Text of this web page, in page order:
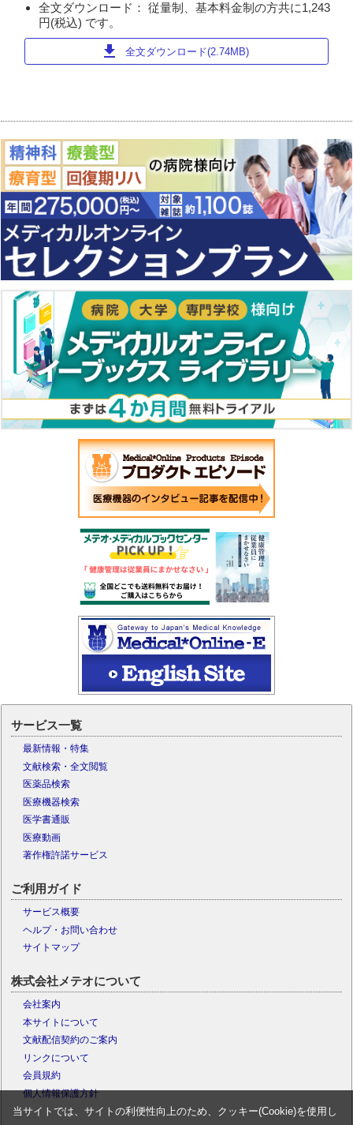
全文ダウンロード： 従量制、基本料金制の方共に1,243
円(税込) です。
download 全文ダウンロード(2.74MB)
サービス一覧
最新情報・特集
文献検索・全文閲覧
医薬品検索
医療機器検索
医学書通販
医療動画
著作権許諾サービス
ご利用ガイド
サービス概要
ヘルプ・お問い合わせ
サイトマップ
株式会社メテオについて
会社案内
本サイトについて
文献配信契約のご案内
リンクについて
会員規約
個人情報保護方針
当サイトでは、サイトの利便性向上のため、クッキー(Cookie)を使用し